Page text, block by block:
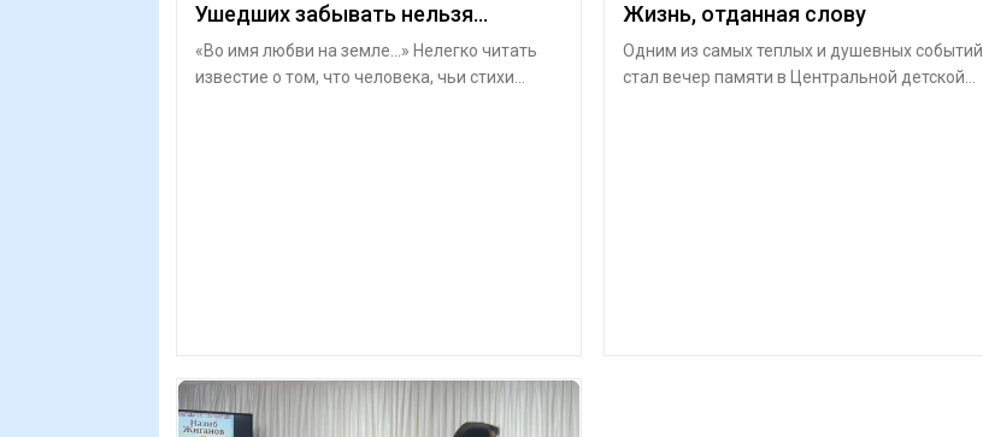
Ушедших забывать нельзя...
«Во имя любви на земле...» Нелегко читать
известие о том, что человека, чьи стихи
Жизнь, отданная слову
Одним из самых теплых и душевных событий
стал вечер памяти в Центральной детской